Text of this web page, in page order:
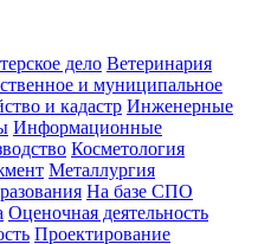
дело Ветеринария
и муниципальное
и кадастр Инженерные
Информационные
Косметология
Металлургия
На базе СПО
Оценочная деятельность
Проектирование